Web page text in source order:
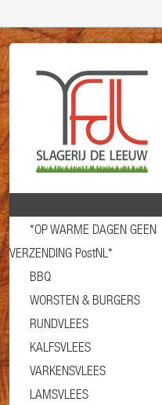
*OP WARME DAGEN GEEN
VERZENDING PostNL*
BBQ
WORSTEN & BURGERS
RUNDVLEES
KALFSVLEES
VARKENSVLEES
LAMSVLEES